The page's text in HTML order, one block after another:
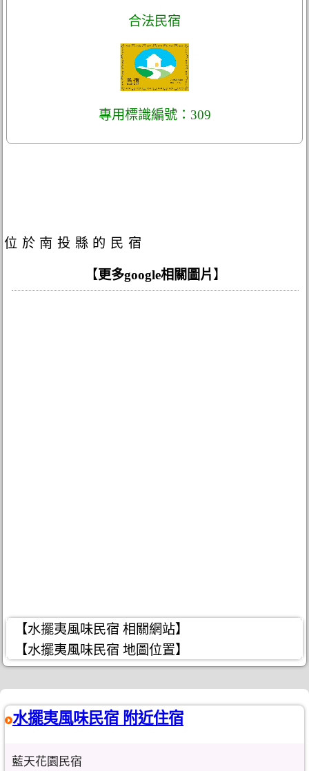
合法民宿
專用標識編號：309
位於南投縣的民宿
【 更多google相關圖片 】
【水擺夷風味民宿 相關網站】
【水擺夷風味民宿 地圖位置】
水擺夷風味民宿 附近住宿
藍天花園民宿